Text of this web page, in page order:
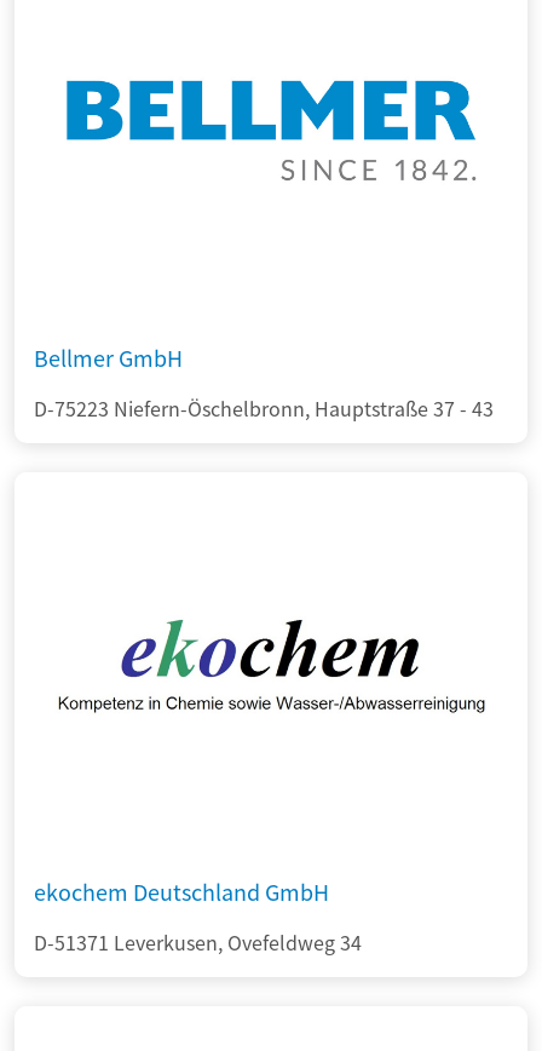
Bellmer GmbH
D-75223 Niefern-Öschelbronn, Hauptstraße 37 - 43
ekochem Deutschland GmbH
D-51371 Leverkusen, Ovefeldweg 34